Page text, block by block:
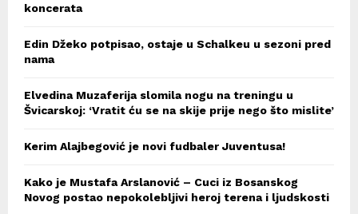
koncerata
Edin Džeko potpisao, ostaje u Schalkeu u sezoni pred
nama
Elvedina Muzaferija slomila nogu na treningu u
Švicarskoj: ‘Vratit ću se na skije prije nego što mislite’
Kerim Alajbegović je novi fudbaler Juventusa!
Kako je Mustafa Arslanović – Cuci iz Bosanskog
Novog postao nepokolebljivi heroj terena i ljudskosti